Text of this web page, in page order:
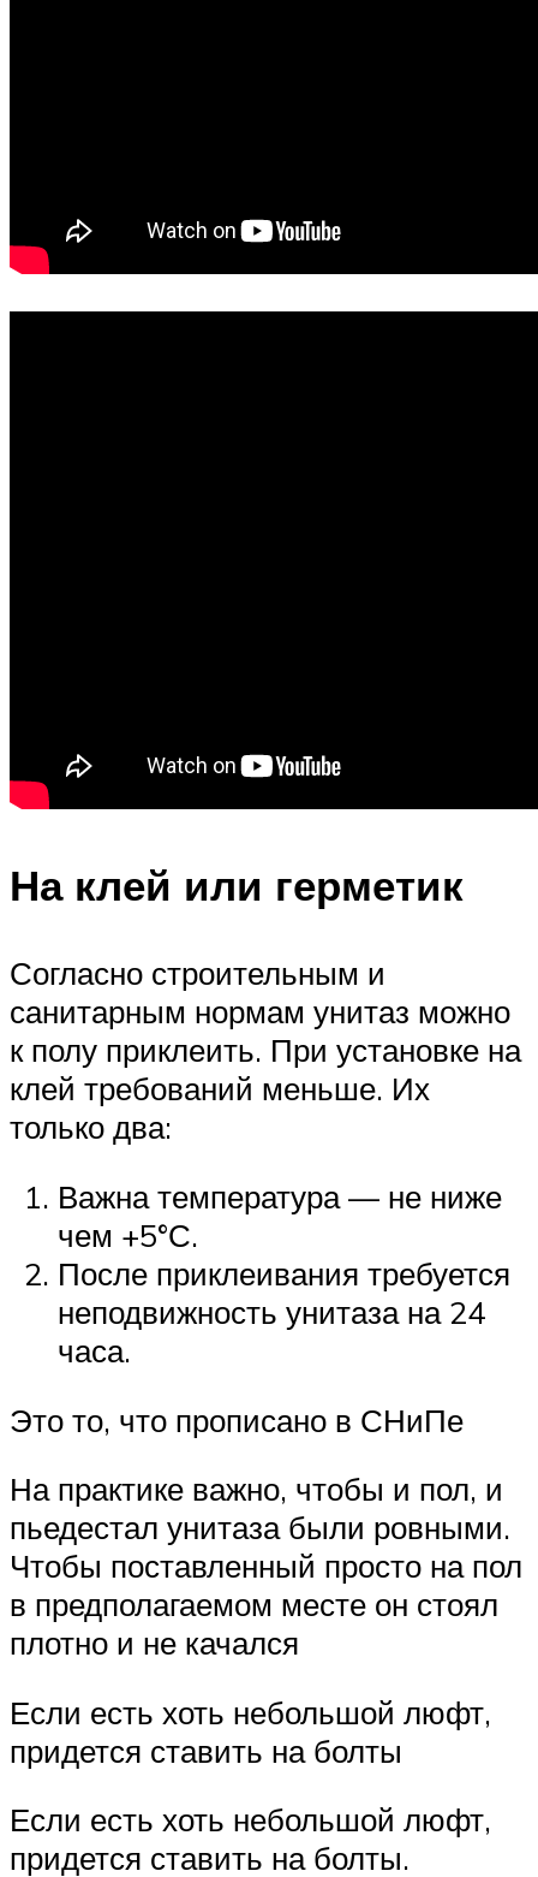
На клей или герметик
Согласно строительным и
санитарным нормам унитаз можно
к полу приклеить. При установке на
клей требований меньше. Их
только два:
Важна температура — не ниже
чем +5°С.
После приклеивания требуется
неподвижность унитаза на 24
часа.
Это то, что прописано в СНиПе
На практике важно, чтобы и пол, и
пьедестал унитаза были ровными.
Чтобы поставленный просто на пол
в предполагаемом месте он стоял
плотно и не качался
Если есть хоть небольшой люфт,
придется ставить на болты
Если есть хоть небольшой люфт,
придется ставить на болты.